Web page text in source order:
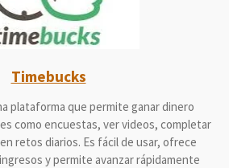
Timebucks
plataforma que permite ganar dinero
como encuestas, ver videos, completar
retos diarios. Es fácil de usar, ofrece
y permite avanzar rápidamente